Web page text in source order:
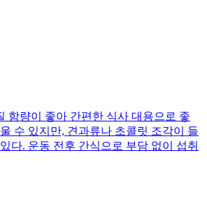
함량이 좋아 간편한 식사 대용으로 좋
수 있지만, 견과류나 초콜릿 조각이 들
다. 운동 전후 간식으로 부담 없이 섭취